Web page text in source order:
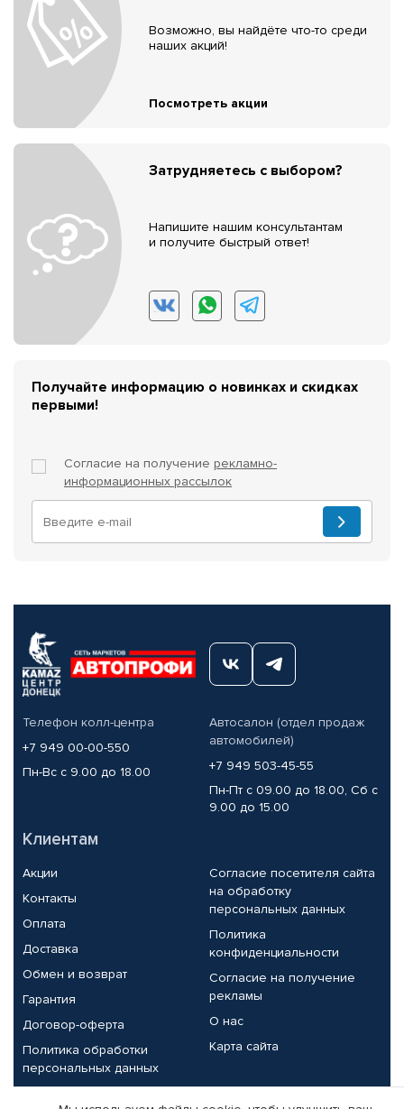
Возможно, вы найдёте что-то среди
наших акций!
Посмотреть акции
Затрудняетесь с выбором?
Напишите нашим консультантам
и получите быстрый ответ!
Получайте информацию о новинках и скидках
первыми!
Согласие на получение рекламно-
информационных рассылок
Телефон колл-центра
+7 949 00-00-550
Пн-Вс с 9.00 до 18.00
Автосалон (отдел продаж
автомобилей)
+7 949 503-45-55
Пн-Пт с 09.00 до 18.00, Сб с
9.00 до 15.00
Клиентам
Акции
Контакты
Оплата
Доставка
Обмен и возврат
Гарантия
Договор-оферта
Политика обработки
персональных данных
Согласие посетителя сайта
на обработку
персональных данных
Политика
конфиденциальности
Согласие на получение
рекламы
О нас
Карта сайта